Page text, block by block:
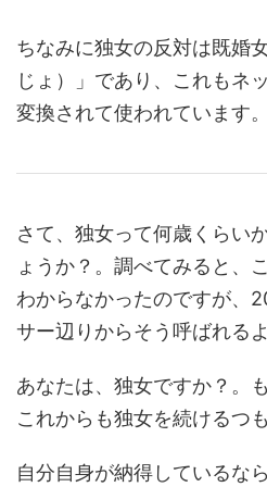
ちなみに独女の反対は既婚
じょ）」であり、これもネ
変換されて使われています。
さて、独女って何歳くらい
ょうか？。調べてみると、
わからなかったのですが、
サー辺りからそう呼ばれるよ
あなたは、独女ですか？。
これからも独女を続けるつ
自分自身が納得しているな